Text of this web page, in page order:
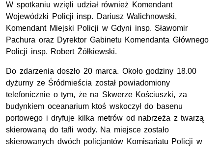
W spotkaniu wzięli udział również Komendant
Wojewódzki Policji insp. Dariusz Walichnowski,
Komendant Miejski Policji w Gdyni insp. Sławomir
Pachura oraz Dyrektor Gabinetu Komendanta Głównego
Policji insp. Robert Żółkiewski.
Do zdarzenia doszło 20 marca. Około godziny 18.00
dyżurny ze Śródmieścia został powiadomiony
telefonicznie o tym, że na Skwerze Kościuszki, za
budynkiem oceanarium ktoś wskoczył do basenu
portowego i dryfuje kilka metrów od nabrzeża z twarzą
skierowaną do tafli wody. Na miejsce zostało
skierowanych dwóch policjantów Komisariatu Policji w